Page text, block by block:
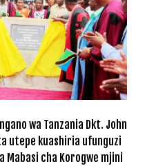
wa Tanzania Dkt. John
utepe kuashiria ufunguzi
Mabasi cha Korogwe mjini